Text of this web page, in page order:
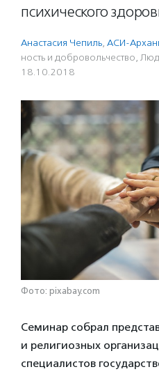
психического
Анастасия Чепиль, АСИ-
ность и доброволь­чест­во,
18.10.2018
Фото: pixabay.com
Семинар собрал
и религиозных
специалистов